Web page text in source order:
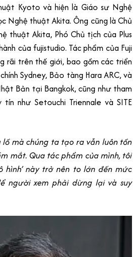
Kyoto và hiện là Giáo sư Nghệ
Nghệ thuật Akita. Ông cũng là Chủ
thuật Akita, Phó Chủ tịch của Plus
của fujistudio. Tác phẩm của Fuji
rãi trên thế giới, bao gồm các triển
Sydney, Bảo tàng Hara ARC, và
Bản tại Bangkok, cũng như tham
như Setouchi Triennale và SITE
mà chúng ta tạo ra vẫn luôn tồn
mắt. Qua tác phẩm của mình, tôi
hình’ này trở nên to lớn đến mức
người xem phải dừng lại và suy